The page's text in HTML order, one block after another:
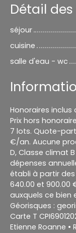
Détail
séjour
cuisine
salle d'eau - wc
Honoraires inclus
Prix hors
7 lots. Quote-
€/an. Aucune
D, Classe climat
dépenses
établi à partir des
640.00 et 900.00
auxquels ce bien
Géorisques :
Carte T
Etienne Roanne •